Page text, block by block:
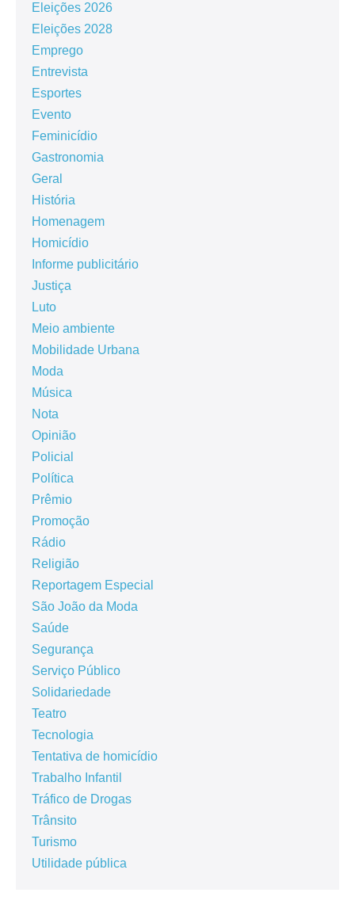
Eleições 2026
Eleições 2028
Emprego
Entrevista
Esportes
Evento
Feminicídio
Gastronomia
Geral
História
Homenagem
Homicídio
Informe publicitário
Justiça
Luto
Meio ambiente
Mobilidade Urbana
Moda
Música
Nota
Opinião
Policial
Política
Prêmio
Promoção
Rádio
Religião
Reportagem Especial
São João da Moda
Saúde
Segurança
Serviço Público
Solidariedade
Teatro
Tecnologia
Tentativa de homicídio
Trabalho Infantil
Tráfico de Drogas
Trânsito
Turismo
Utilidade pública